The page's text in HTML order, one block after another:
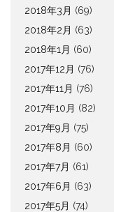
2018年3月 (69)
2018年2月 (63)
2018年1月 (60)
2017年12月 (76)
2017年11月 (76)
2017年10月 (82)
2017年9月 (75)
2017年8月 (60)
2017年7月 (61)
2017年6月 (63)
2017年5月 (74)